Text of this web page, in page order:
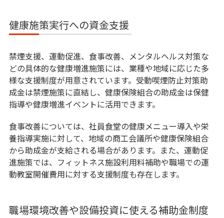
健康施策実行への資金支援
禁煙支援、運動促進、食事改善、メンタルヘルス対策な
どの具体的な健康増進施策には、業種や地域に応じた多
様な支援制度が用意されています。受動喫煙防止対策助
成金は禁煙施策に直結し、健康保険組合の助成金は保健
指導や健康増進イベントに活用できます。
食事改善については、社員食堂の健康メニュー導入や栄
養指導実施に対して、地域の商工会議所や健康保険組合
から助成金が支給される場合があります。また、運動促
進施策では、フィットネス施設利用料補助や職場での運
動教室開催費用に対する支援制度も存在します。
職場環境改善や設備投資に使える補助金制度